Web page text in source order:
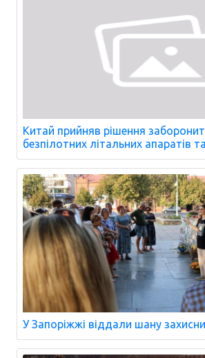
Китай прийняв рішення
безпілотних літальних апаратів
У Запоріжжі віддали шану